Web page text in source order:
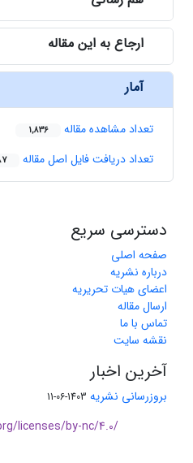
ارجاع به این مقاله
آمار
تعداد مشاهده مقاله 1,836
تعداد دریافت فایل اصل مقاله
دسترسی سریع
صفحه اصلی
درباره نشریه
اعضای هیات تحریریه
ارسال مقاله
تماس با ما
نقشه سایت
آخرین اخبار
بروزرسانی نشریه 1403-06-11
licenses/by-nc/4.0/